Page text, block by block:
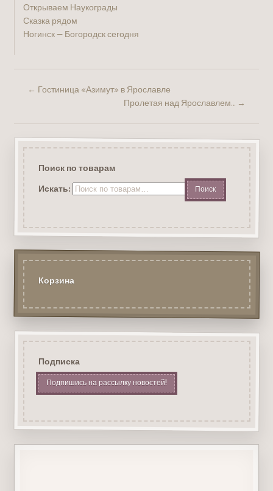
Открываем Наукограды
Сказка рядом
Ногинск — Богородск сегодня
← Гостиница «Азимут» в Ярославле
Пролетая над Ярославлем… →
Поиск по товарам
Искать:
Корзина
Подписка
Подпишись на рассылку новостей!